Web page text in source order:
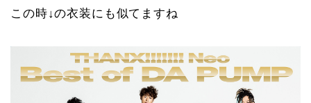
この時↓の衣装にも似てますね